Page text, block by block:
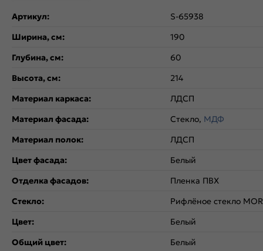
Артикул:
S-65938
Ширина, см:
190
Глубина, см:
60
Высота, см:
214
Материал каркаса:
ЛДСП
Материал фасада:
Стекло, МДФ
Материал полок:
ЛДСП
Цвет фасада:
Белый
Отделка фасадов:
Пленка ПВХ
Стекло:
Рифлёное стекло
Цвет:
Белый
Общий цвет:
Белый